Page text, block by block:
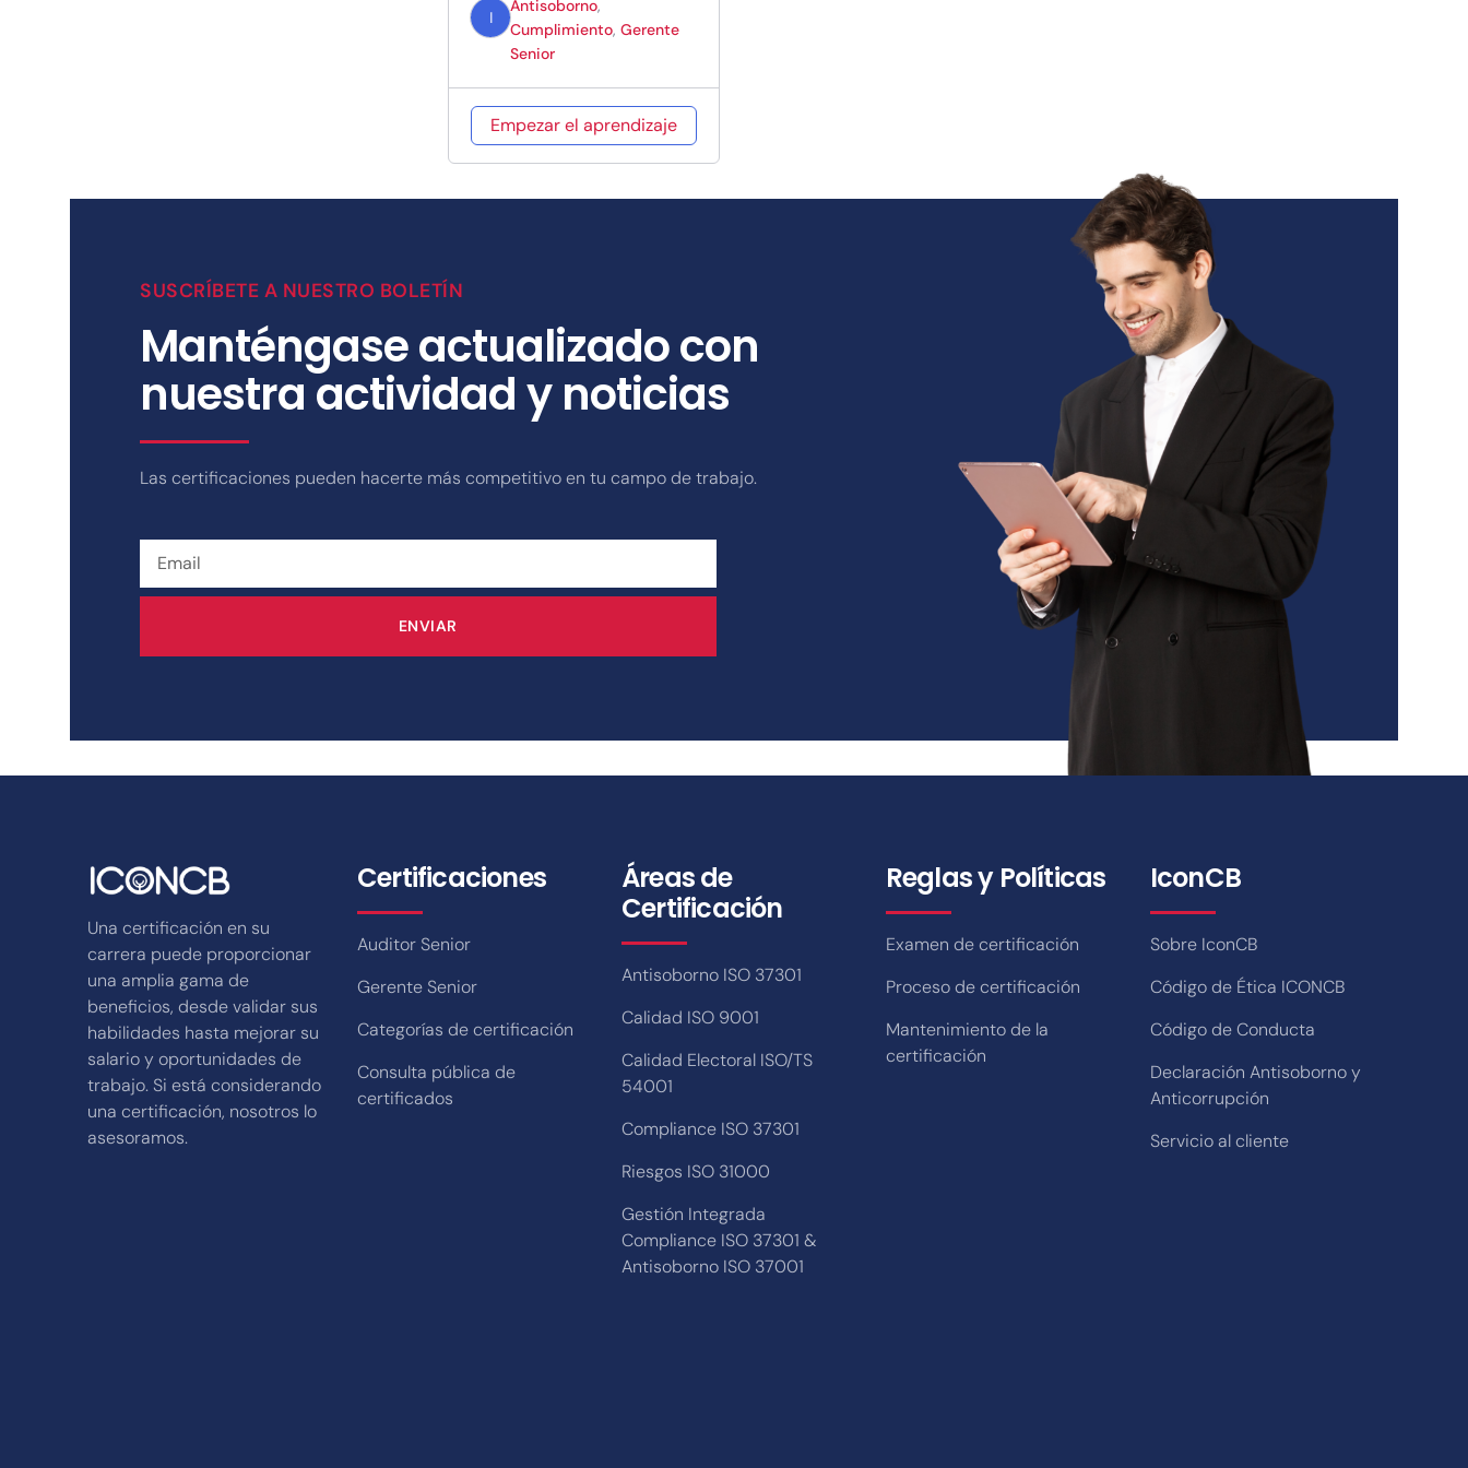
Cumplimien
to ISO 37301
y Gestión
Antisoborno
ISO 37001
I
Antisoborno,
Cumplimiento, Gerente
Senior
Empezar el aprendizaje
SUSCRÍBETE A NUESTRO BOLETÍN
Manténgase actualizado con
nuestra actividad y noticias
Las certificaciones pueden hacerte más competitivo en tu campo de trabajo.
ENVIAR
Una certificación en su
carrera puede proporcionar
una amplia gama de
beneficios, desde validar sus
habilidades hasta mejorar su
salario y oportunidades de
trabajo. Si está considerando
una certificación, nosotros lo
asesoramos.
Certificaciones
Auditor Senior
Gerente Senior
Categorías de certificación
Consulta pública de
certificados
Áreas de
Certificación
Antisoborno ISO 37301
Calidad ISO 9001
Calidad Electoral ISO/TS
54001
Compliance ISO 37301
Riesgos ISO 31000
Gestión Integrada
Compliance ISO 37301 &
Antisoborno ISO 37001
Reglas y Políticas
Examen de certificación
Proceso de certificación
Mantenimiento de la
certificación
IconCB
Sobre IconCB
Código de Ética ICONCB
Código de Conducta
Declaración Antisoborno y
Anticorrupción
Servicio al cliente